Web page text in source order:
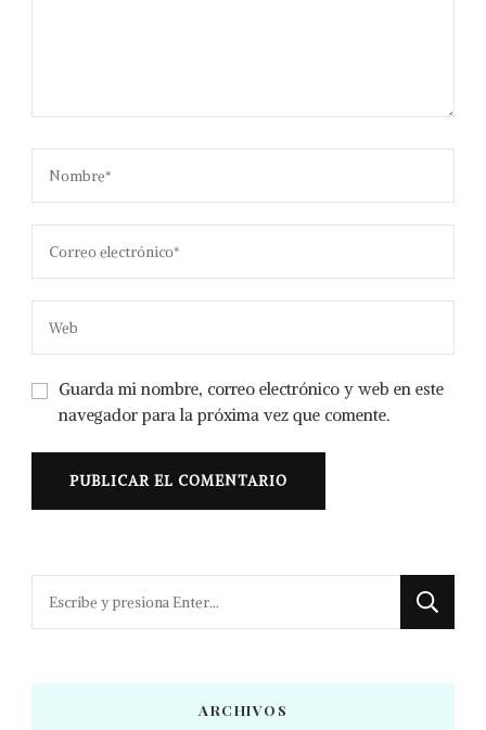
Guarda mi nombre, correo electrónico y web en este
navegador para la próxima vez que comente.
ARCHIVOS